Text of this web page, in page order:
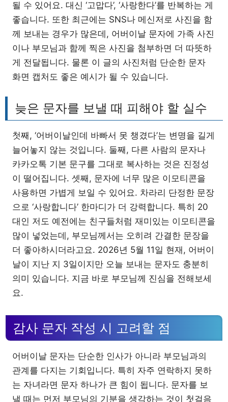
될 수 있어요. 대신 ‘고맙다’, ‘사랑한다’를 반복하는 게
좋습니다. 또한 최근에는 SNS나 메신저로 사진을 함
께 보내는 경우가 많은데, 어버이날 문자에 가족 사진
이나 부모님과 함께 찍은 사진을 첨부하면 더 따뜻하
게 전달됩니다. 물론 이 글의 사진처럼 단순한 문자
화면 캡처도 좋은 예시가 될 수 있습니다.
늦은 문자를 보낼 때 피해야 할 실수
첫째, ‘어버이날인데 바빠서 못 챙겼다’는 변명을 길게
늘어놓지 않는 것입니다. 둘째, 다른 사람의 문자나
카카오톡 기본 문구를 그대로 복사하는 것은 진정성
이 떨어집니다. 셋째, 문자에 너무 많은 이모티콘을
사용하면 가볍게 보일 수 있어요. 차라리 단정한 문장
으로 ‘사랑합니다’ 한마디가 더 강력합니다. 특히 20
대인 저도 예전에는 친구들처럼 재미있는 이모티콘을
많이 넣었는데, 부모님께서는 오히려 간결한 문장을
더 좋아하시더라고요. 2026년 5월 11일 현재, 어버이
날이 지난 지 3일이지만 오늘 보내는 문자도 충분히
의미 있습니다. 지금 바로 부모님께 진심을 전해보세
요.
감사 문자 작성 시 고려할 점
어버이날 문자는 단순한 인사가 아니라 부모님과의
관계를 다지는 기회입니다. 특히 자주 연락하지 못하
는 자녀라면 문자 하나가 큰 힘이 됩니다. 문자를 보
낼 때는 먼저 부모님의 기분을 생각하는 것이 첫걸음